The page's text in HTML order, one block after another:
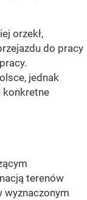
orzekł,
do pracy
jednak
konkretne
terenów
wyznaczonym